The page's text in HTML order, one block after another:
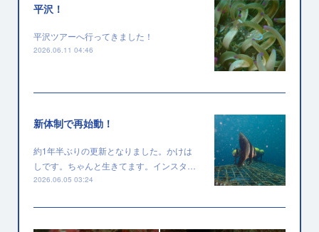
平沢！
平沢ツアーへ行ってきました！
2026.06.11 04:46
新体制で再始動！
約1年半ぶりの更新となりました。かけは
しです。ちゃんと生きてます。インスタ…
2026.06.05 03:24